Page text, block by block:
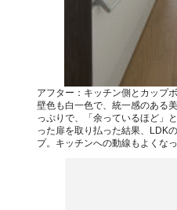
アフター：キッチン側とカップ
壁色も白一色で、統一感のある
っぷりで、「余っているほど」
った扉を取り払った結果、LDK
プ。キッチンへの動線もよくなっ